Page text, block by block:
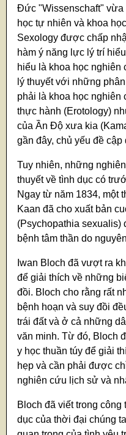
Đức "Wissenschaft" vừa
học tự nhiên và khoa
Sexology được chấp
hàm ý năng lực lý trí
hiểu là khoa học
lý thuyết với những
phải là khoa học
thực hành (Erotology)
của Ần Độ xưa kia
gần đây, chủ yếu đề cập
Tuy nhiên, những
thuyết về tình dục có
Ngay từ năm 1834, một
Kaan đã cho xuất bản
(Psychopathia sexualis)
bệnh tâm thần do
Iwan Bloch đã vượt ra
để giải thích về những
đồi. Bloch cho rằng rất
bệnh hoạn và suy đồi
trái đất và ở cả những
văn minh. Từ đó, Bloch
y học thuần túy để giải
hẹp và cần phải được
nghiên cứu lịch sử và
Bloch đã viết trong
dục của thời đại chúng